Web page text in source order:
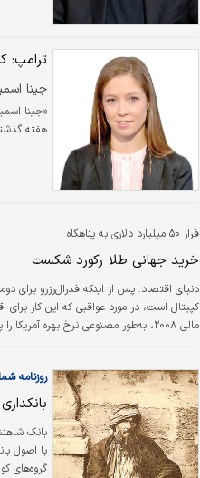
ترامپ:
جینا
«جینا
هفته
فرار ۵۰ میلیارد دلاری به پناهگاه
خرید جهانی طلا رکورد شکست
دنیای اقتصاد: پس از اینکه فدرال‌رزرو برای
کپیتال است، در مورد عواقبی که این کار برای
مالی ۲۰۰۸، به‌طور مصنوعی نرخ بهره
روزنامه شماره
بانک
با اصول
گروه‌های